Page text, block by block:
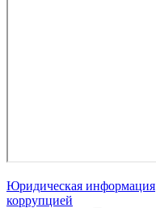
Юридическая информация
коррупцией